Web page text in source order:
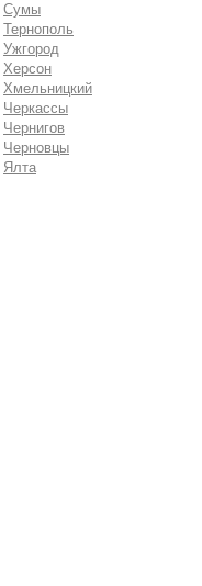
Сумы
Тернополь
Ужгород
Херсон
Хмельницкий
Черкассы
Чернигов
Черновцы
Ялта